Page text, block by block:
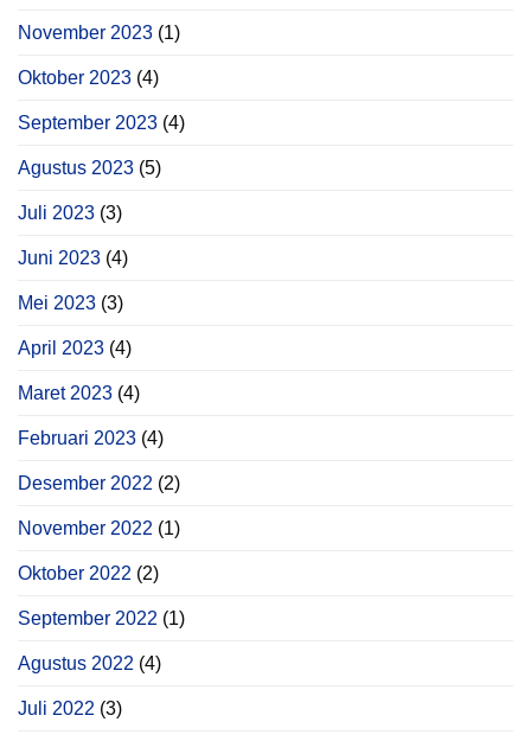
November 2023 (1)
Oktober 2023 (4)
September 2023 (4)
Agustus 2023 (5)
Juli 2023 (3)
Juni 2023 (4)
Mei 2023 (3)
April 2023 (4)
Maret 2023 (4)
Februari 2023 (4)
Desember 2022 (2)
November 2022 (1)
Oktober 2022 (2)
September 2022 (1)
Agustus 2022 (4)
Juli 2022 (3)